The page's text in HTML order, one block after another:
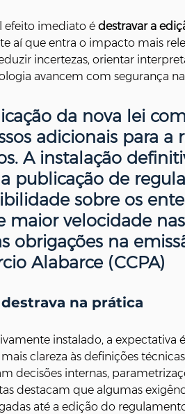
efeito imediato é destravar a
aí que entra o impacto mais
incertezas, orientar
avancem com segurança
da nova lei
adicionais para
A instalação
publicação de
sobre os
maior velocidade
obrigações na
Alabarce (CCPA)
na prática
instalado, a expectativa
clareza às definições
decisões internas,
destacam que algumas
até a edição do